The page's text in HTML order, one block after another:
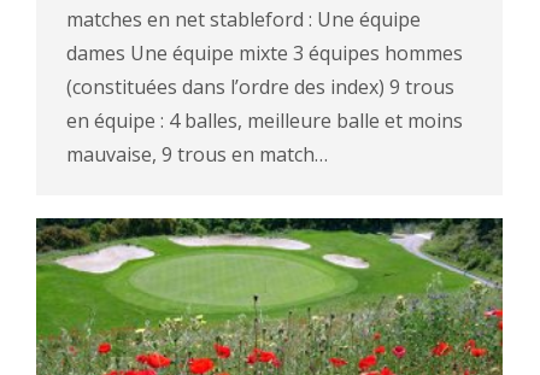
matches en net stableford : Une équipe
dames Une équipe mixte 3 équipes hommes
(constituées dans l’ordre des index) 9 trous
en équipe : 4 balles, meilleure balle et moins
mauvaise, 9 trous en match…